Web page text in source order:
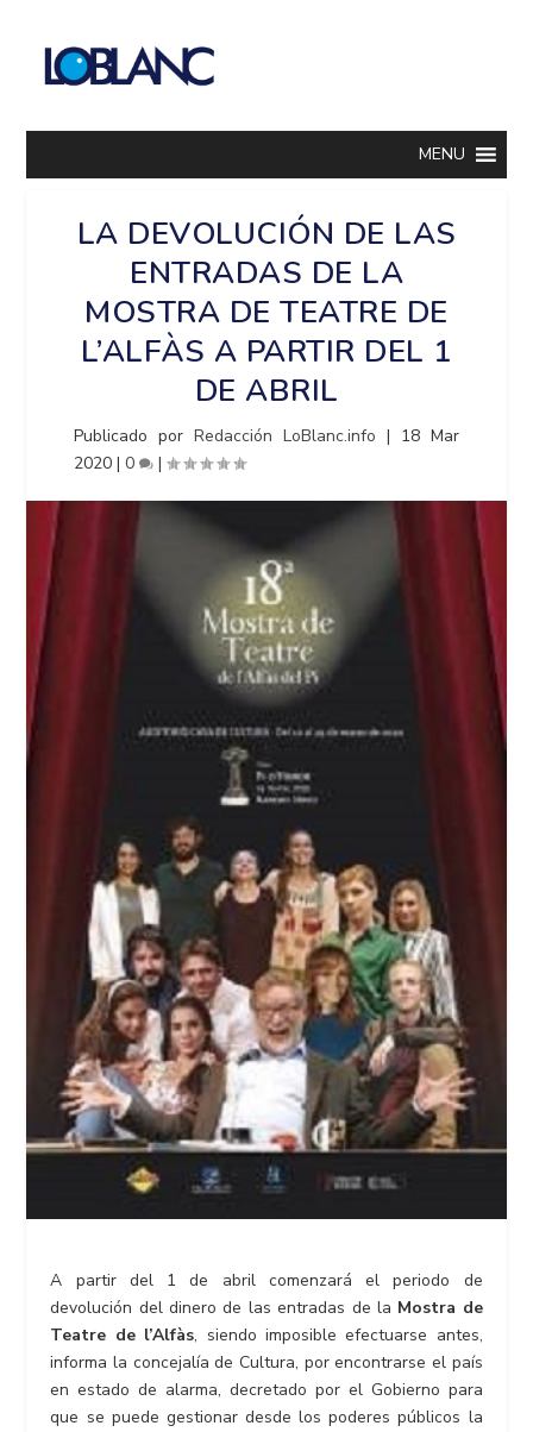
MENU
LA DEVOLUCIÓN DE LAS
ENTRADAS DE LA
MOSTRA DE TEATRE DE
L’ALFÀS A PARTIR DEL 1
DE ABRIL
Publicado porRedacción LoBlanc.info | 18 Mar
2020 |0 |
A partir del 1 de abril comenzará el periodo de
devolución del dinero de las entradas de la Mostra de
Teatre de l’Alfàs, siendo imposible efectuarse antes,
informa la concejalía de Cultura, por encontrarse el país
en estado de alarma, decretado por el Gobierno para
que se puede gestionar desde los poderes públicos la